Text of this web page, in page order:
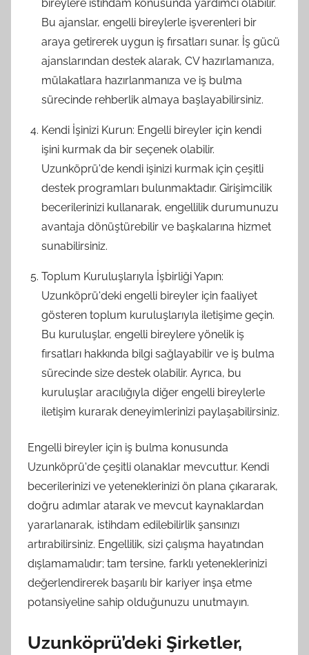
bireylere istihdam konusunda yardımcı olabilir.
Bu ajanslar, engelli bireylerle işverenleri bir
araya getirerek uygun iş fırsatları sunar. İş gücü
ajanslarından destek alarak, CV hazırlamanıza,
mülakatlara hazırlanmanıza ve iş bulma
sürecinde rehberlik almaya başlayabilirsiniz.
Kendi İşinizi Kurun: Engelli bireyler için kendi
işini kurmak da bir seçenek olabilir.
Uzunköprü'de kendi işinizi kurmak için çeşitli
destek programları bulunmaktadır. Girişimcilik
becerilerinizi kullanarak, engellilik durumunuzu
avantaja dönüştürebilir ve başkalarına hizmet
sunabilirsiniz.
Toplum Kuruluşlarıyla İşbirliği Yapın:
Uzunköprü'deki engelli bireyler için faaliyet
gösteren toplum kuruluşlarıyla iletişime geçin.
Bu kuruluşlar, engelli bireylere yönelik iş
fırsatları hakkında bilgi sağlayabilir ve iş bulma
sürecinde size destek olabilir. Ayrıca, bu
kuruluşlar aracılığıyla diğer engelli bireylerle
iletişim kurarak deneyimlerinizi paylaşabilirsiniz.
Engelli bireyler için iş bulma konusunda
Uzunköprü'de çeşitli olanaklar mevcuttur. Kendi
becerilerinizi ve yeteneklerinizi ön plana çıkararak,
doğru adımlar atarak ve mevcut kaynaklardan
yararlanarak, istihdam edilebilirlik şansınızı
artırabilirsiniz. Engellilik, sizi çalışma hayatından
dışlamamalıdır; tam tersine, farklı yeteneklerinizi
değerlendirerek başarılı bir kariyer inşa etme
potansiyeline sahip olduğunuzu unutmayın.
Uzunköprü’deki Şirketler,